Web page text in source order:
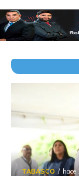
TABASCO hace